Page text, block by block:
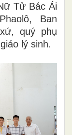
Tử Bác Ái
Ban
quý phụ
lý sinh.